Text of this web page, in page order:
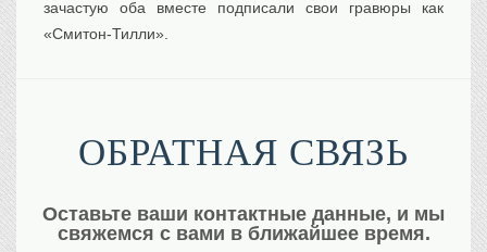
зачастую оба вместе подписали свои гравюры как
«Смитон-Тилли».
ОБРАТНАЯ СВЯЗЬ
Оставьте ваши контактные данные, и мы
свяжемся с вами в ближайшее время.